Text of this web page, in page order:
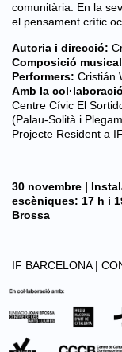
comunitària. En la
el pensament crític
Autoria i direcció:
Composició
Performers: Cristián
Amb la
Centre Cívic El
(Palau-Solità i
Projecte Resident a
30 novembre |
escèniques: 17 h i
Brossa
IF BARCELONA |